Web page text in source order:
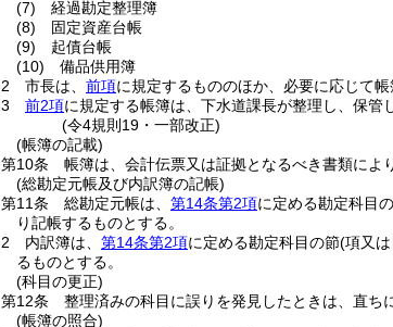
(7)
経過勘定整理簿
(8)
固定資産台帳
(9)
起債台帳
(10)
備品供用簿
2
市長は、 前項に規定するもののほか、必要に応じて帳
3
前2項に規定する帳簿は、下水道課長が整理し、保管
(令4規則19・一部改正)
(帳簿の記載)
第10条
帳簿は、会計伝票又は証拠となるべき書類によ
(総勘定元帳及び内訳簿の記帳)
第11条
総勘定元帳は、 第14条第2項に定める勘定科目
り記帳するものとする。
2
内訳簿は、 第14条第2項に定める勘定科目の節(項又
るものとする。
(科目の更正)
第12条
整理済みの科目に誤りを発見したときは、直ち
(帳簿の照合)